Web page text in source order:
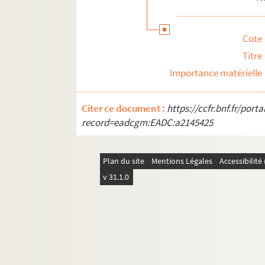
Voyages à l'étranger : Togo
Voyages à l'étranger : Turkmenistan
Voyages à l'étranger : URSS-Russie
Voyages à l'étranger : Venezuela
FSC-001987. Voyages à l'étranger :
Voyages à l'étranger : Yougoslavie
Cote
Titre
Importance matérielle
Citer ce document : https://ccfr.bnf.fr/
record=eadcgm:EADC:a2145425
Plan du site Mentions Légales
v 31.1.0